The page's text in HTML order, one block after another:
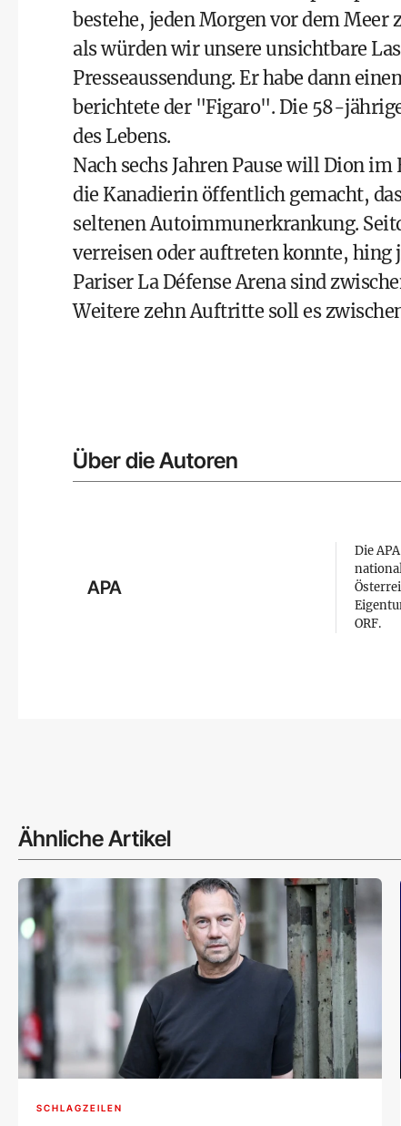
bestehe, jeden Morgen vor dem
als würden wir unsere unsichtbare
Presseaussendung. Er habe dann
berichtete der "Figaro". Die 58-
des Lebens.
Nach sechs Jahren Pause will Dion
die Kanadierin öffentlich gemacht,
seltenen Autoimmunerkrankung.
verreisen oder auftreten konnte, hing
Pariser La Défense Arena sind
Weitere zehn Auftritte soll es
Über die Autoren
APA
Die
ORF.
Ähnliche Artikel
SCHLAGZEILEN